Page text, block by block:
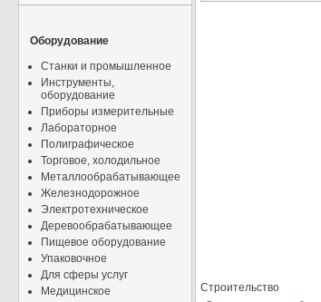
Оборудование
Станки и промышленное
Инструменты,
оборудование
Приборы измерительные
Лабораторное
Полиграфическое
Торговое, холодильное
Металлообрабатывающее
Железнодорожное
Электротехническое
Деревообрабатывающее
Пищевое оборудование
Упаковочное
Для сферы услуг
Медицинское
Строительство